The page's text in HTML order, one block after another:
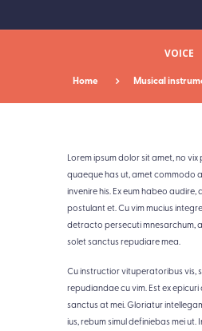
VOICE
Home Musical
Lorem ipsum dolor sit amet, no
quaeque has ut, amet commodo
invenire his. Ex eum habeo
postulant et. Cu vim mucius
detracto persecuti mnesarchum,
solet sanctus repudiare mea.
Cu instructior vituperatoribus vis,
repudiandae cu vim. Est ex
sanctus at mei. Gloriatur
ius, rebum simul definiebas mei ut.